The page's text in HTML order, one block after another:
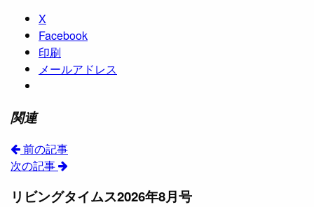
X
Facebook
印刷
メールアドレス
関連
前の記事
次の記事
リビングタイムス2026年8月号